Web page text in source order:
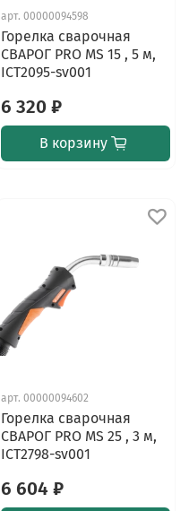
арт. 00000094598
Горелка сварочная
СВАРОГ PRO MS 15 , 5 м,
ICT2095-sv001
6 320 ₽
В корзину
арт. 00000094602
Горелка сварочная
СВАРОГ PRO MS 25 , 3 м,
ICT2798-sv001
6 604 ₽